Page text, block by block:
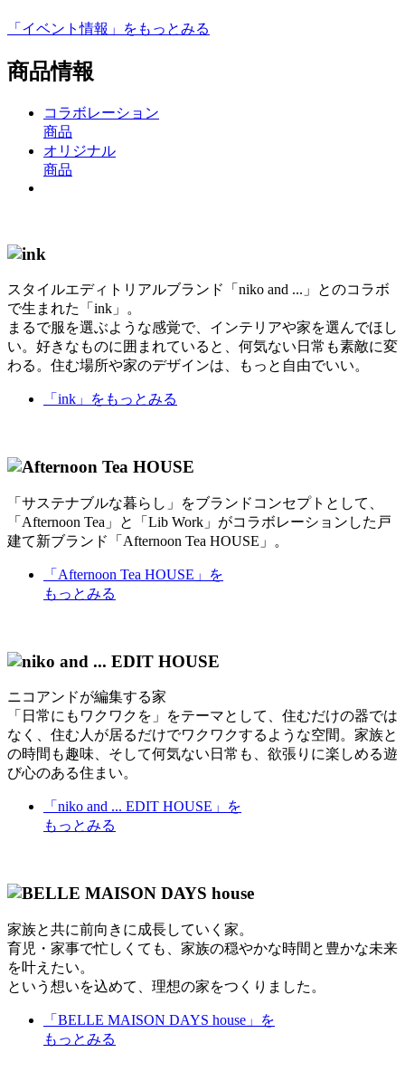
「イベント情報」 をもっとみる
商品情報
コラボレーション
商品
オリジナル
商品
スタイルエディトリアルブランド「niko and ...」とのコラボ
で生まれた「ink」。
まるで服を選ぶような感覚で、インテリアや家を選んでほし
い。好きなものに囲まれていると、何気ない日常も素敵に変
わる。住む場所や家のデザインは、もっと自由でいい。
「ink」 をもっとみる
「サステナブルな暮らし」をブランドコンセプトとして、
「Afternoon Tea」と「Lib Work」がコラボレーションした戸
建て新ブランド「Afternoon Tea HOUSE」。
「Afternoon Tea HOUSE」
を
もっとみる
ニコアンドが編集する家
「日常にもワクワクを」をテーマとして、住むだけの器では
なく、住む人が居るだけでワクワクするような空間。家族と
の時間も趣味、そして何気ない日常も、欲張りに楽しめる遊
び心のある住まい。
「niko and ... EDIT HOUSE」
を
もっとみる
家族と共に前向きに成長していく家。
育児・家事で忙しくても、家族の穏やかな時間と豊かな未来
を叶えたい。
という想いを込めて、理想の家をつくりました。
「BELLE MAISON DAYS house」
を
もっとみる